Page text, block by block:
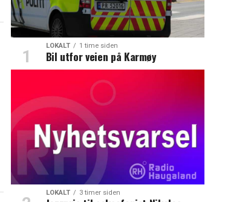
LOKALT 1 time siden
Bil utfor veien på Karmøy
LOKALT 3 timer siden